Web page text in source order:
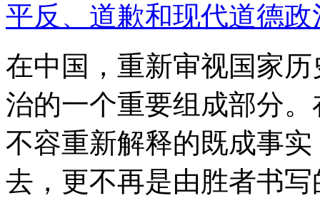
平反、道歉和现代道德政
在中国，重新审视国家
治的一个重要组成部分
不容重新解释的既成事
去，更不再是由胜者书